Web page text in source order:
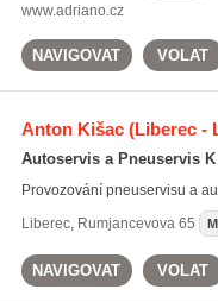
www.adriano.cz
NAVIGOVAT VOLAT
Anton Kišac(Liberec -
Autoservis a Pneuservis
Provozování pneuservisu a
Liberec, Rumjancevova 65
NAVIGOVAT VOLAT